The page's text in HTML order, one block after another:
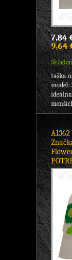
7,84
9,64
taška
model: